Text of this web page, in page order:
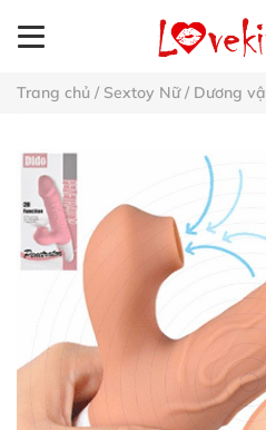
Trang chủ / Sextoy Nữ/ Dương